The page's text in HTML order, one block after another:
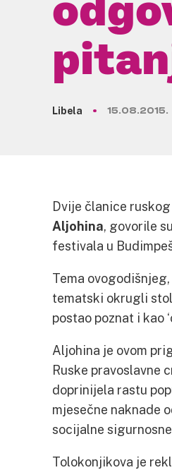
Libela 15.08.2015.
Dvije članice
Aljohina, govorile
festivala u
Tema
tematski okrugli
postao poznat i kao
Aljohina je ovom
Ruske pravoslavne
doprinijela rastu
mjesečne naknade
socijalne
Tolokonjikova je